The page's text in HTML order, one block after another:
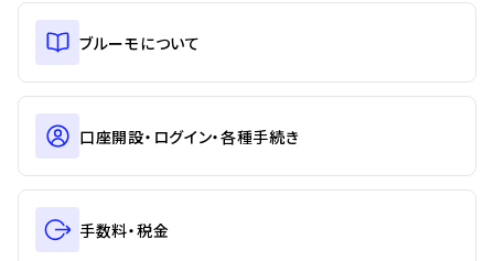
ブルーモについて
口座開設・ログイン・各種手続き
手数料・税金